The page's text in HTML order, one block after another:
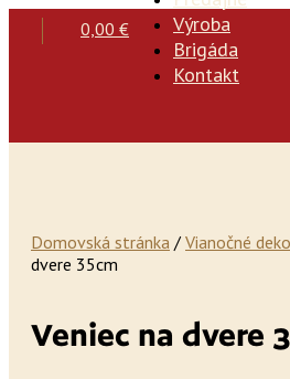
0,00 €
Výroba
Brigáda
Kontakt
Domovská stránka / Vianočné
dvere 35cm
Veniec na dvere